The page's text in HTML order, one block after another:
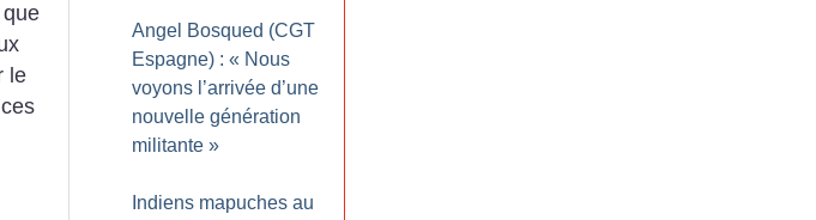
le
Angel Bosqued (CGT
Espagne) : « Nous
voyons l’arrivée d’une
nouvelle génération
militante »
Indiens mapuches au